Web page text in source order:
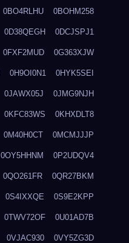
0BO4RLHU 0BOHM258
0D38QEGH 0DCJSPJ1
0FXF2MUD 0G363XJW
0H9OI0N1 0HYK5SEI
0JAWX05J 0JMG9NJH
0KFC83WS 0KHXDLT8
0M40H0CT 0MCMJJJP
0OY5HHNM 0P2UDQV4
0QO261FR 0QR27BKM
0S4IXXQE 0S9E2KPP
0TWV72OF 0U01AD7B
0VJAC930 0VY5ZG3D